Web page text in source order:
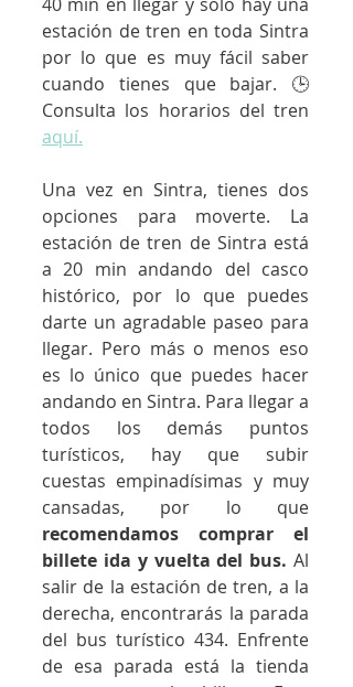
estación de tren en toda Sintra
por lo que es muy fácil saber
cuando tienes que bajar. 🕒
aquí.
Una vez en Sintra, tienes dos
opciones para moverte. La
estación de tren de Sintra está
a 20 min andando del casco
histórico, por lo que puedes
darte un agradable paseo para
llegar. Pero más o menos eso
es lo único que puedes hacer
andando en Sintra. Para llegar a
todos los demás puntos
turísticos, hay que subir
cuestas empinadísimas y muy
cansadas, por lo que
recomendamos comprar el
billete ida y vuelta del bus. Al
salir de la estación de tren, a la
derecha, encontrarás la parada
del bus turístico 434. Enfrente
de esa parada está la tienda